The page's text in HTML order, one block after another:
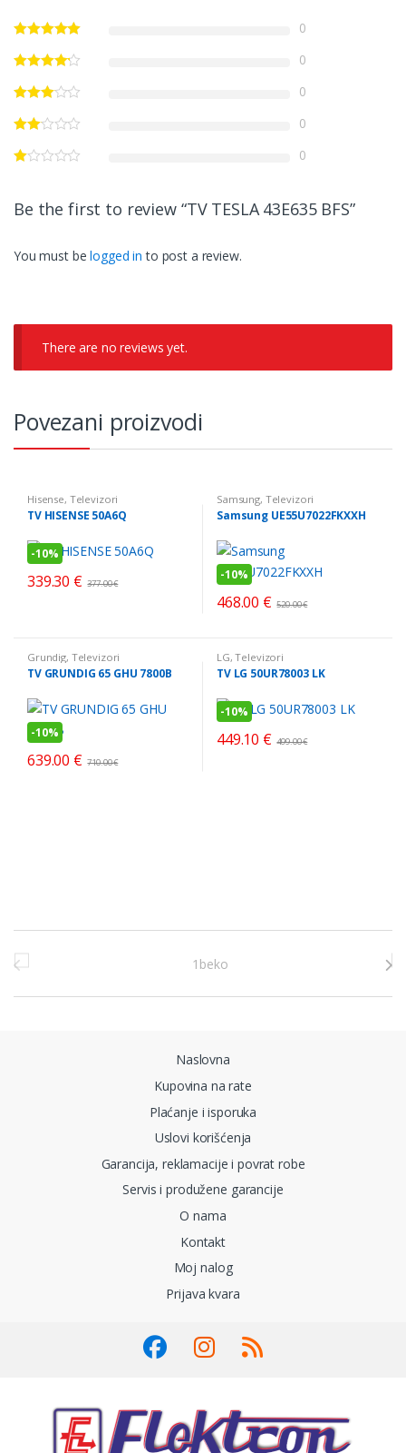
0
0
0
0
0
Be the first to review “TV TESLA 43E635 BFS”
You must belogged in to post a review.
There are no reviews yet.
Povezani proizvodi
Hisense, Televizori
TV HISENSE 50A6Q
-10%
339.30 € 377.00€
Samsung, Televizori
Samsung UE55U7022FKXXH
-10%
468.00 € 520.00€
Grundig, Televizori
TV GRUNDIG 65 GHU 7800B
-10%
639.00 € 710.00€
LG,Televizori
TV LG 50UR78003 LK
-10%
449.10 € 499.00€
Brands Carousel
Naslovna
Kupovina na rate
Plaćanje i isporuka
Uslovi korišćenja
Garancija, reklamacije i povrat robe
Servis i produžene garancije
O nama
Kontakt
Moj nalog
Prijava kvara